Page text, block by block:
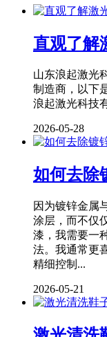
直观了解
山东浪起激光
制造商，以下
浪起激光科技
2026-05-28
如何去除
因为镀锌金属
涂层，而不仅
漆，我需要一
法。我通常更
精细控制...
2026-05-21